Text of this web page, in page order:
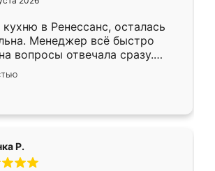
заказывать только здесь.
в Ренессанс, осталась
Менеджер всё быстро
вопросы отвечала сразу.
в субботу, подошёл к
ответственностью. Собрали
работали аккуратно, даже
Р.